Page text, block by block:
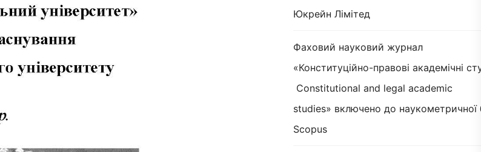
Юкрейн Лімітед
Фаховий науковий журнал
«Конституційно-правові академічні
Constitutional and legal academic
studies» включено до наукометричної
Scopus